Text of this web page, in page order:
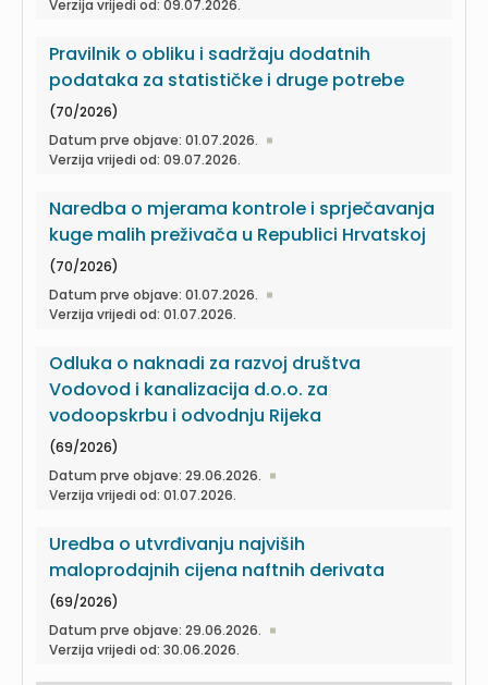
Verzija vrijedi od: 09.07.2026.
Pravilnik o obliku i sadržaju dodatnih
podataka za statističke i druge potrebe
(70/2026)
Datum prve objave: 01.07.2026.
Verzija vrijedi od: 09.07.2026.
Naredba o mjerama kontrole i sprječavanja
kuge malih preživača u Republici Hrvatskoj
(70/2026)
Datum prve objave: 01.07.2026.
Verzija vrijedi od: 01.07.2026.
Odluka o naknadi za razvoj društva
Vodovod i kanalizacija d.o.o. za
vodoopskrbu i odvodnju Rijeka
(69/2026)
Datum prve objave: 29.06.2026.
Verzija vrijedi od: 01.07.2026.
Uredba o utvrđivanju najviših
maloprodajnih cijena naftnih derivata
(69/2026)
Datum prve objave: 29.06.2026.
Verzija vrijedi od: 30.06.2026.